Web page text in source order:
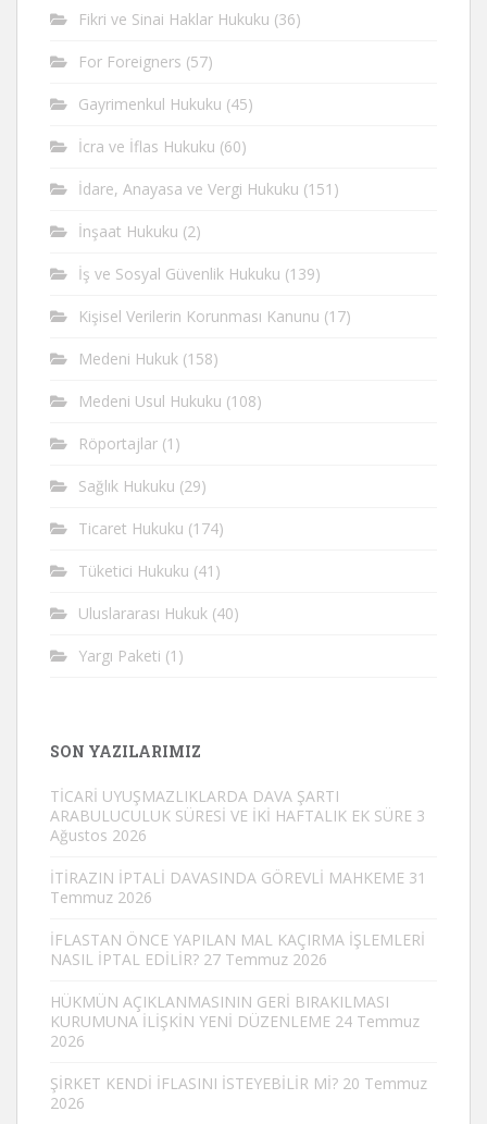
Fikri ve Sinai Haklar Hukuku (36)
For Foreigners (57)
Gayrimenkul Hukuku (45)
İcra ve İflas Hukuku (60)
İdare, Anayasa ve Vergi Hukuku (151)
İnşaat Hukuku (2)
İş ve Sosyal Güvenlik Hukuku (139)
Kişisel Verilerin Korunması Kanunu (17)
Medeni Hukuk (158)
Medeni Usul Hukuku (108)
Röportajlar (1)
Sağlık Hukuku (29)
Ticaret Hukuku (174)
Tüketici Hukuku (41)
Uluslararası Hukuk (40)
Yargı Paketi (1)
SON YAZILARIMIZ
TİCARİ UYUŞMAZLIKLARDA DAVA ŞARTI
ARABULUCULUK SÜRESİ VE İKİ HAFTALIK EK SÜRE 3
Ağustos 2026
İTİRAZIN İPTALİ DAVASINDA GÖREVLİ MAHKEME 31
Temmuz 2026
İFLASTAN ÖNCE YAPILAN MAL KAÇIRMA İŞLEMLERİ
NASIL İPTAL EDİLİR? 27 Temmuz 2026
HÜKMÜN AÇIKLANMASININ GERİ BIRAKILMASI
KURUMUNA İLİŞKİN YENİ DÜZENLEME 24 Temmuz
2026
ŞİRKET KENDİ İFLASINI İSTEYEBİLİR Mİ? 20 Temmuz
2026